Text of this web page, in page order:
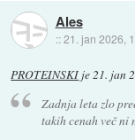
Ales
::21. jan 2026,
PROTEINSKI je21. jan
Zadnja leta zlo
takih cenah več ni